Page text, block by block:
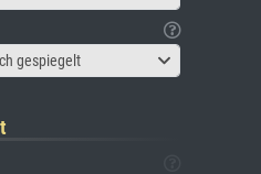
gespiegelt